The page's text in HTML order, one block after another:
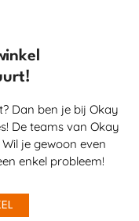
Dan ben je bij Okay
De teams van Okay
je gewoon even
enkel probleem!